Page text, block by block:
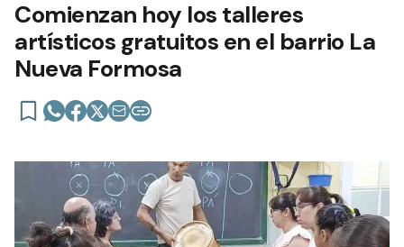
Comienzan hoy los talleres
artísticos gratuitos en el barrio La
Nueva Formosa